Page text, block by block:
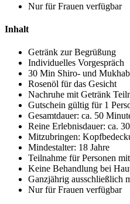
Nur für Frauen verfügbar
Inhalt
Getränk zur Begrüßung
Individuelles Vorgespräch
30 Min Shiro- und
Rosenöl für das Gesicht
Nachruhe mit Getränk
Gutschein gültig für 1
Gesamtdauer: ca. 50
Reine Erlebnisdauer: ca.
Mitzubringen:
Mindestalter: 18 Jahre
Teilnahme für Personen
Keine Behandlung bei
Ganzjährig ausschließlich
Nur für Frauen verfügbar